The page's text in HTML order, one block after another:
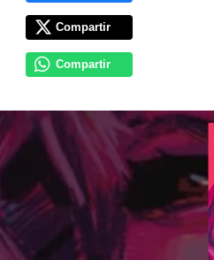
Compartir
Compartir